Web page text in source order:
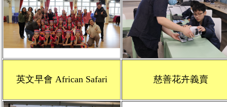
英文早會 African Safari 慈善花卉義賣